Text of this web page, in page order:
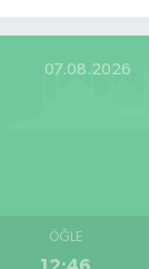
07.08.2026
ÖĞLE